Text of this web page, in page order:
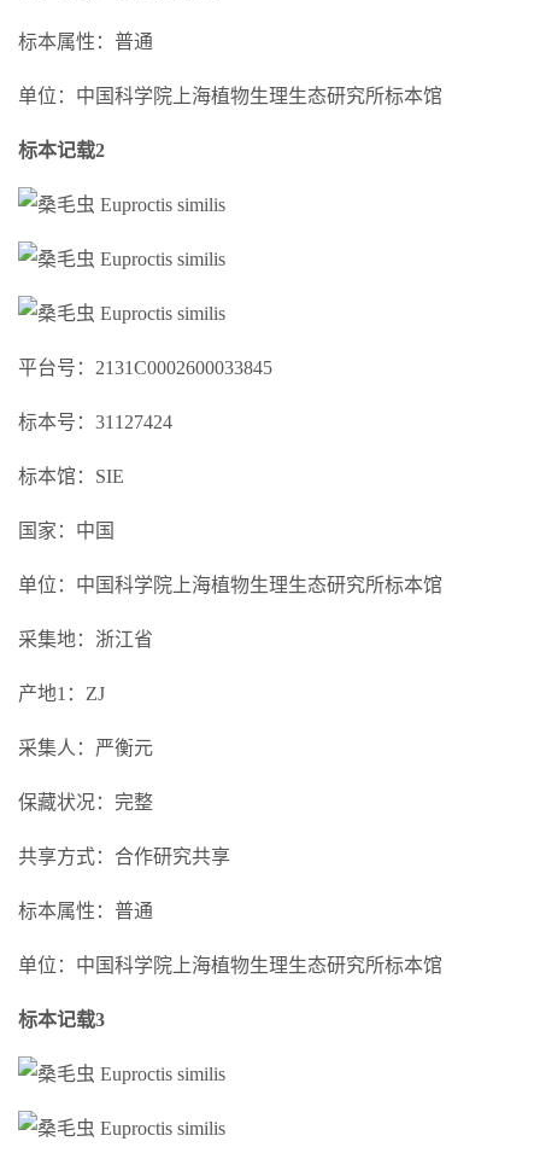
标本属性：普通
单位：中国科学院上海植物生理生态研究所标本馆
标本记载2
平台号：2131C0002600033845
标本号：31127424
标本馆：SIE
国家：中国
单位：中国科学院上海植物生理生态研究所标本馆
采集地：浙江省
产地1：ZJ
采集人：严衡元
保藏状况：完整
共享方式：合作研究共享
标本属性：普通
单位：中国科学院上海植物生理生态研究所标本馆
标本记载3